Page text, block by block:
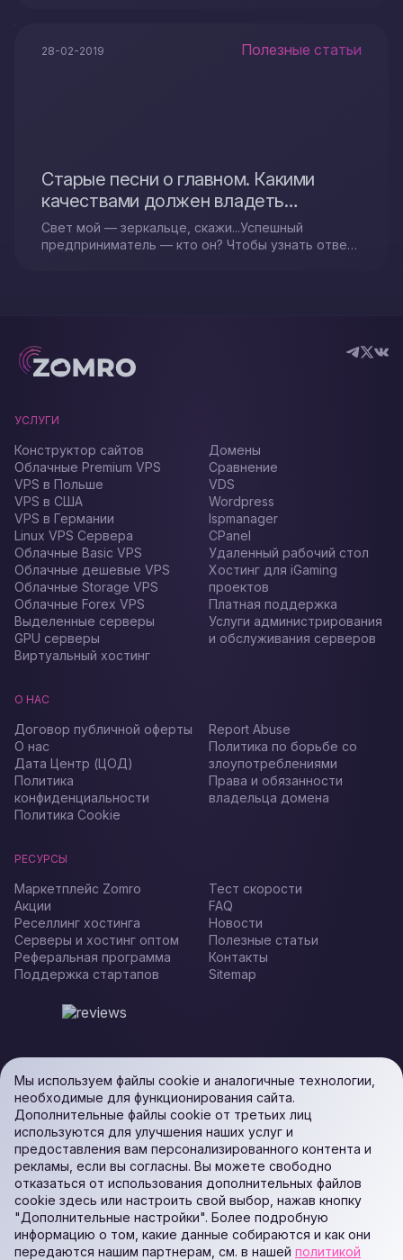
28-02-2019 Полезные статьи
Старые песни о главном. Какими
качествами должен владеть
успешный предприниматель.
Свет мой — зеркальце, скажи...Успешный
предприниматель — кто он? Чтобы узнать ответ
УСЛУГИ
Конструктор сайтов
Облачные Premium VPS
VPS в Польше
VPS в США
VPS в Германии
Linux VPS Сервера
Облачные Basic VPS
Облачные дешевые VPS
Облачные Storage VPS
Облачные Forex VPS
Выделенные серверы
GPU серверы
Виртуальный хостинг
Домены
Сравнение
VDS
Wordpress
Ispmanager
CPanel
Удаленный рабочий стол
Хостинг для iGaming
проектов
Платная поддержка
Услуги администрирования
и обслуживания серверов
О НАС
Договор публичной оферты
О нас
Дата Центр (ЦОД)
Политика
конфиденциальности
Политика Cookie
Report Abuse
Политика по борьбе со
злоупотреблениями
Права и обязанности
владельца домена
РЕСУРСЫ
Маркетплейс Zomro
Акции
Реселлинг хостинга
Серверы и хостинг оптом
Реферальная программа
Поддержка стартапов
Тест скорости
FAQ
Новости
Полезные статьи
Контакты
Sitemap
Мы используем файлы cookie и аналогичные технологии,
необходимые для функционирования сайта.
Дополнительные файлы cookie от третьих лиц
используются для улучшения наших услуг и
предоставления вам персонализированного контента и
рекламы, если вы согласны. Вы можете свободно
отказаться от использования дополнительных файлов
cookie здесь или настроить свой выбор, нажав кнопку
"Дополнительные настройки". Более подробную
информацию о том, какие данные собираются и как они
передаются нашим партнерам, см. в нашей политикой